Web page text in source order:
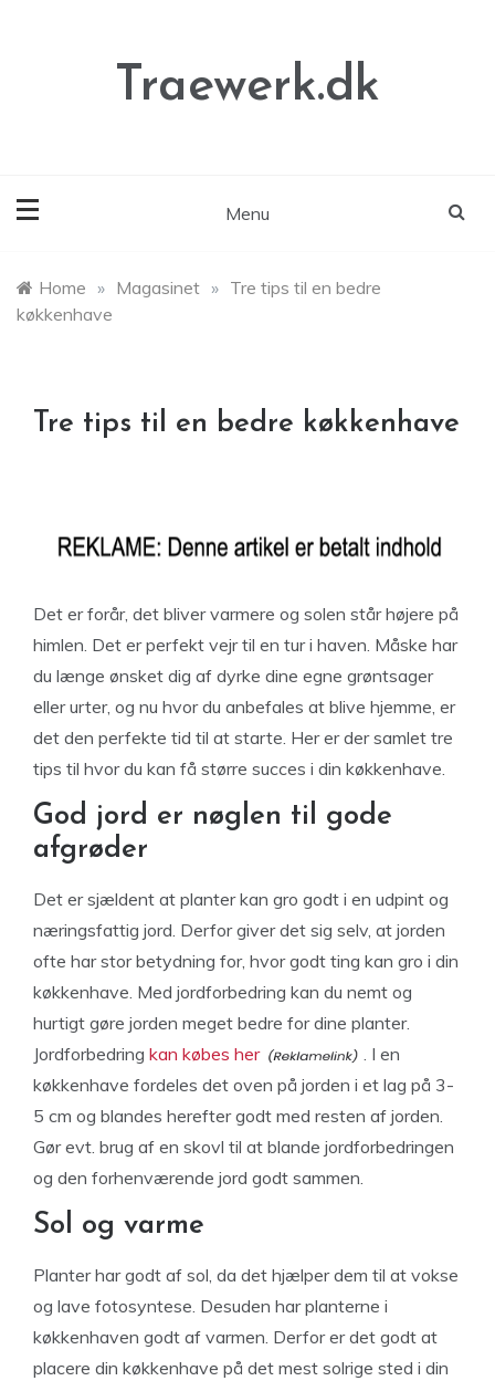
Traewerk.dk
Menu
Home » Magasinet » Tre tips til en bedre
køkkenhave
Tre tips til en bedre køkkenhave
Det er forår, det bliver varmere og solen står højere på
himlen. Det er perfekt vejr til en tur i haven. Måske har
du længe ønsket dig af dyrke dine egne grøntsager
eller urter, og nu hvor du anbefales at blive hjemme, er
det den perfekte tid til at starte. Her er der samlet tre
tips til hvor du kan få større succes i din køkkenhave.
God jord er nøglen til gode
afgrøder
Det er sjældent at planter kan gro godt i en udpint og
næringsfattig jord. Derfor giver det sig selv, at jorden
ofte har stor betydning for, hvor godt ting kan gro i din
køkkenhave. Med jordforbedring kan du nemt og
hurtigt gøre jorden meget bedre for dine planter.
Jordforbedring kan købes her
. I en
køkkenhave fordeles det oven på jorden i et lag på 3-
5 cm og blandes herefter godt med resten af jorden.
Gør evt. brug af en skovl til at blande jordforbedringen
og den forhenværende jord godt sammen.
Sol og varme
Planter har godt af sol, da det hjælper dem til at vokse
og lave fotosyntese. Desuden har planterne i
køkkenhaven godt af varmen. Derfor er det godt at
placere din køkkenhave på det mest solrige sted i din